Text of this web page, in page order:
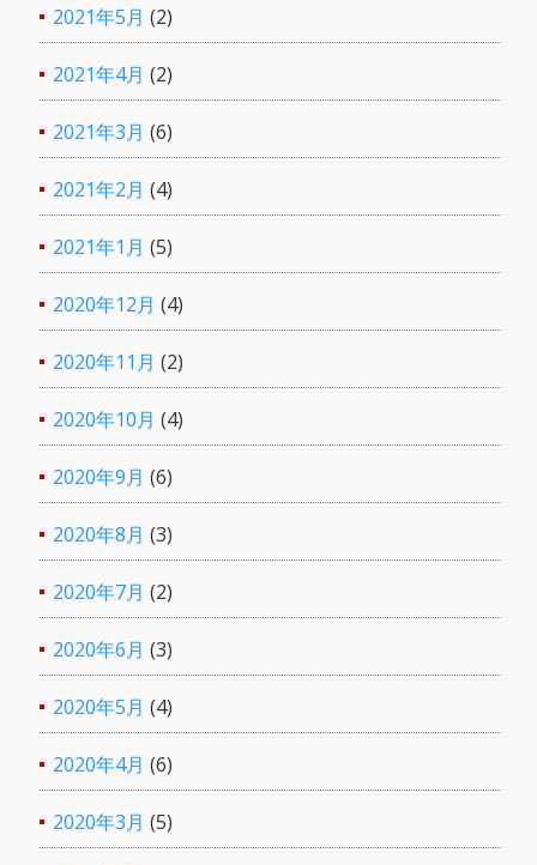
2021年5月 (2)
2021年4月 (2)
2021年3月 (6)
2021年2月 (4)
2021年1月 (5)
2020年12月 (4)
2020年11月 (2)
2020年10月 (4)
2020年9月 (6)
2020年8月 (3)
2020年7月 (2)
2020年6月 (3)
2020年5月 (4)
2020年4月 (6)
2020年3月 (5)